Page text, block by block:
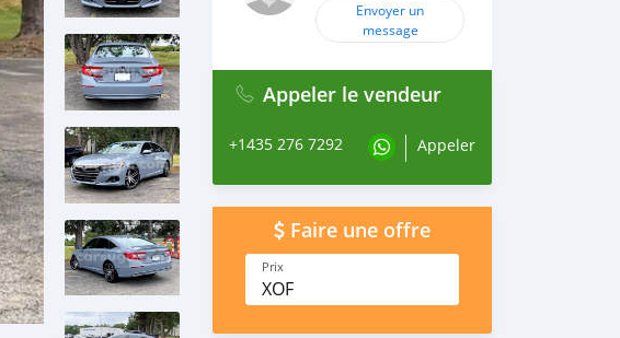
Envoyer un
message
Appeler le vendeur
+1435 276 7292 Appeler
Faire une offre
Prix
XOF